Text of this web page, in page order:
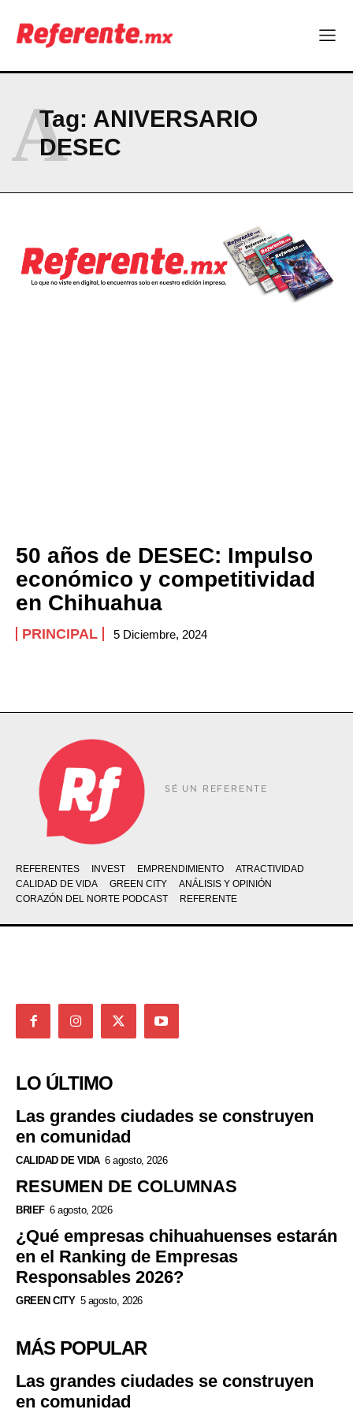
Company
PRIVACY POLICY
NEWSLETTER
Tag: ANIVERSARIO
DESEC
A
50 años de DESEC: Impulso
económico y competitividad
en Chihuahua
PRINCIPAL 5 Diciembre, 2024
SÉ UN REFERENTE
REFERENTES INVEST EMPRENDIMIENTO
ATRACTIVIDAD
CALIDAD DE VIDA
GREEN CITY
ANÁLISIS Y OPINIÓN
CORAZÓN DEL NORTE PODCAST
REFERENTE
LO ÚLTIMO
Las grandes ciudades se construyen
en comunidad
CALIDAD DE VIDA 6 agosto, 2026
RESUMEN DE COLUMNAS
BRIEF 6 agosto, 2026
¿Qué empresas chihuahuenses estarán
en el Ranking de Empresas
Responsables 2026?
GREEN CITY 5 agosto, 2026
MÁS POPULAR
Las grandes ciudades se construyen
en comunidad